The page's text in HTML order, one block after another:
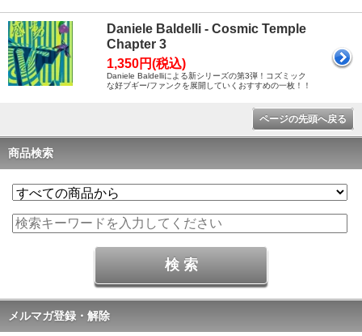
Daniele Baldelli - Cosmic Temple
Chapter 3
1,350円(税込)
Daniele Baldelliによる新シリーズの第3弾！コズミック
な好ブギー/ファンクを展開していくおすすめの一枚！！
ページの先頭へ戻る
商品検索
メルマガ登録・解除